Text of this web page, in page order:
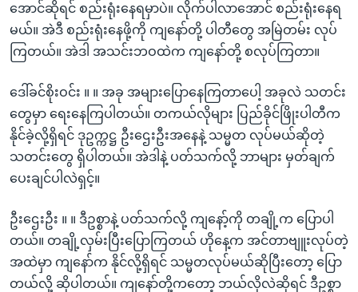
အောင်ဆိုရင် စည်းရုံးနေရမှာပဲ။ လိုက်ပါလာအောင် စည်းရုံးနေရ
မယ်။ အဲဒီ စည်းရုံးနေဖို့ကို ကျနော်တို့ ပါတီတွေ အမြဲတမ်း လုပ်
ကြတယ်။ အဲဒါ အသင်းဘဝထဲက ကျနော်တို့ စလုပ်ကြတာ။
ဒေါ်ခင်စိုးဝင်း ။ ။ အခု အများပြောနေကြတာပေါ့ အခုလဲ သတင်း
တွေမှာ ရေးနေကြပါတယ်။ တကယ်လိုများ ပြည်ခိုင်ဖြိုးပါတီက
နိုင်ခဲ့လို့ရှိရင် ဒုဥက္ကဋ္ဌ ဦးဌေးဦးအနေနဲ့ သမ္မတ လုပ်မယ်ဆိုတဲ့
သတင်းတွေ ရှိပါတယ်။ အဲဒါနဲ့ ပတ်သက်လို့ ဘာများ မှတ်ချက်
ပေးချင်ပါလဲရှင့်။
ဦးဌေးဦး ။ ။ ဒီဥစ္စာနဲ့ ပတ်သက်လို့ ကျနော့်ကို တချို့က ပြောပါ
တယ်။ တချို့လှမ်းပြီးပြောကြတယ် ဟိုနေ့က အင်တာဗျူးလုပ်တဲ့
အထဲမှာ ကျနော်က နိုင်လို့ရှိရင် သမ္မတလုပ်မယ်ဆိုပြီးတော့ ပြော
တယ်လို့ ဆိုပါတယ်။ ကျနော်တို့ကတော့ ဘယ်လိုလဲဆိုရင် ဒီဥစ္စာ